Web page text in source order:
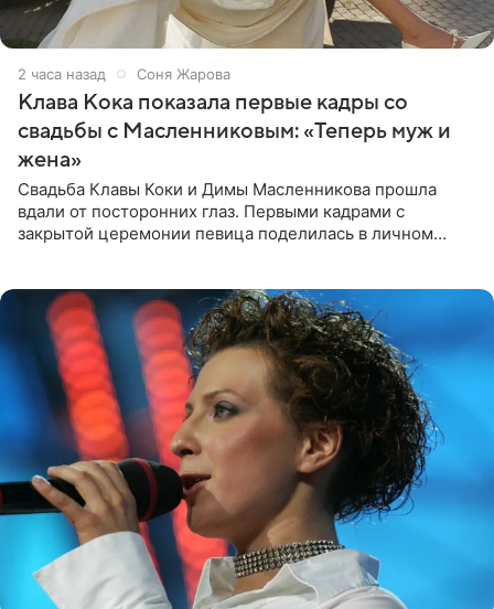
2 часа назад Соня Жарова
Клава Кока показала первые кадры со
свадьбы с Масленниковым: «Теперь муж и
жена»
Свадьба Клавы Коки и Димы Масленникова прошла
вдали от посторонних глаз. Первыми кадрами с
закрытой церемонии певица поделилась в личном